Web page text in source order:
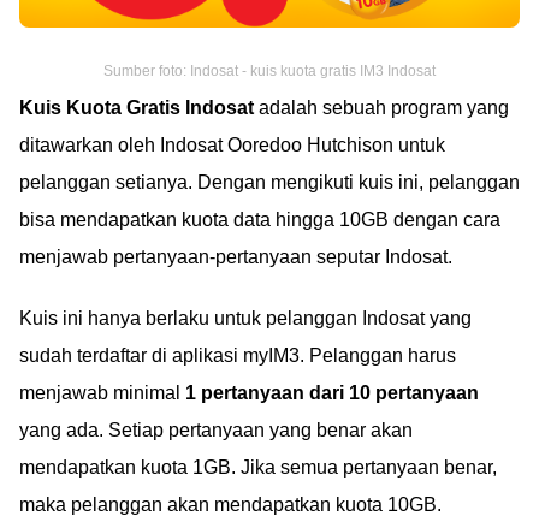
Sumber foto: Indosat - kuis kuota gratis IM3 Indosat
Kuis Kuota Gratis Indosat adalah sebuah program yang
ditawarkan oleh Indosat Ooredoo Hutchison untuk
pelanggan setianya. Dengan mengikuti kuis ini, pelanggan
bisa mendapatkan kuota data hingga 10GB dengan cara
menjawab pertanyaan-pertanyaan seputar Indosat.
Kuis ini hanya berlaku untuk pelanggan Indosat yang
sudah terdaftar di aplikasi myIM3. Pelanggan harus
menjawab minimal 1 pertanyaan dari 10 pertanyaan
yang ada. Setiap pertanyaan yang benar akan
mendapatkan kuota 1GB. Jika semua pertanyaan benar,
maka pelanggan akan mendapatkan kuota 10GB.